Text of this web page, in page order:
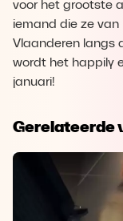
voor het grootste
iemand die ze van
Vlaanderen langs
wordt het happily
januari!
Gerelateerde